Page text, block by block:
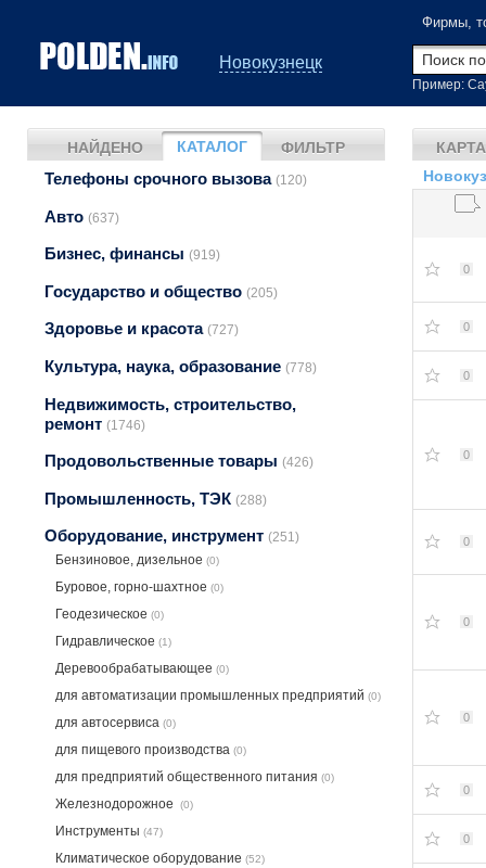
Новокузнецк
Фирмы,
Пример:
НАЙДЕНО КАТАЛОГ ФИЛЬТР
Телефоны срочного вызова (120)
Авто (637)
Бизнес, финансы (919)
Государство и общество (205)
Здоровье и красота (727)
Культура, наука, образование (778)
Недвижимость, строительство,
ремонт (1746)
Продовольственные товары (426)
Промышленность, ТЭК (288)
Оборудование, инструмент (251)
Бензиновое, дизельное (0)
Буровое, горно-шахтное (0)
Геодезическое (0)
Гидравлическое (1)
Деревообрабатывающее (0)
для автоматизации промышленных предприятий (0)
для автосервиса (0)
для пищевого производства (0)
для предприятий общественного питания (0)
Железнодорожное (0)
Инструменты (47)
Климатическое оборудование (52)
КАРТА
0
0
0
0
0
0
0
0
0